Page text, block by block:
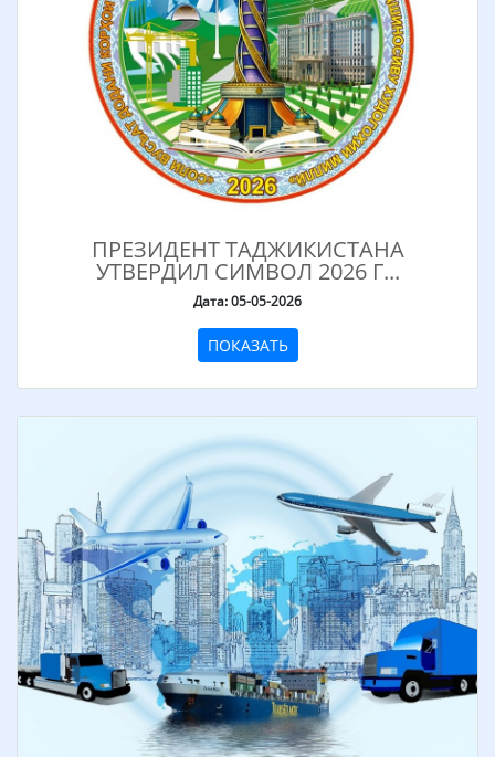
ПРЕЗИДЕНТ ТАДЖИКИСТАНА
УТВЕРДИЛ СИМВОЛ 2026 Г...
Дата: 05-05-2026
ПОКАЗАТЬ